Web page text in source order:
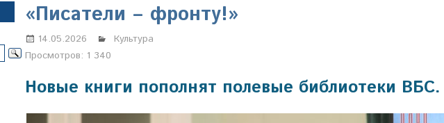
«Писатели – фронту!»
14.05.2026 Марина Щербакова
Культура
Просмотров: 1 340
Новые книги пополнят полевые библиотеки ВБС.